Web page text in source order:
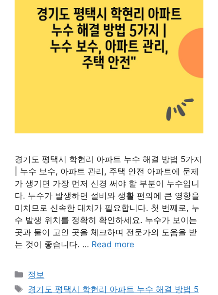
경기도 평택시 학현리 아파트 누수 해결 방법 5가지
| 누수 보수, 아파트 관리, 주택 안전 아파트에 문제
가 생기면 가장 먼저 신경 써야 할 부분이 누수입니
다. 누수가 발생하면 설비와 생활 편의에 큰 영향을
미치므로 신속한 대처가 필요합니다. 첫 번째로, 누
수 발생 위치를 정확히 확인하세요. 누수가 보이는
곳과 물이 고인 곳을 체크하며 전문가의 도움을 받
는 것이 좋습니다. … Read more
Categories
정보
Tags
경기도 평택시 학현리 아파트 누수 해결 방법 5